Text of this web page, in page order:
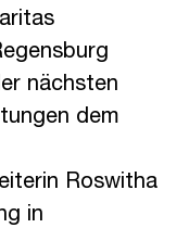
nächsten
dem
Roswitha
in